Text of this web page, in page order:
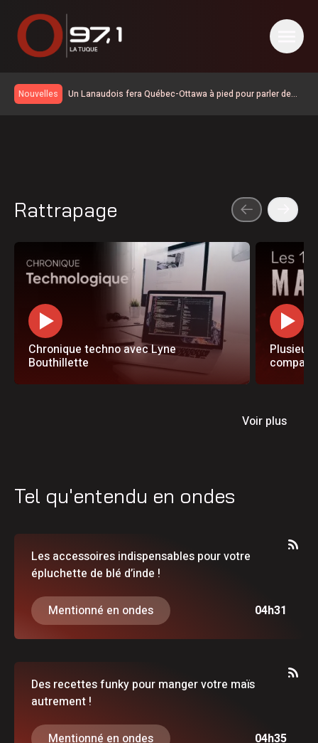
Nouvelles
Un Lanaudois fera Québec-Ottawa à pied pour parler de
Élections 2026: le Parti québécois conserve son avance
La SQ recommande d’éviter les sorties sur l’eau
La situation revient tranquillement à la normale en Haute-
Mauricie
Rattrapage
Chronique techno avec Lyne
Bouthillette
Plusieurs
leurs
Voir plus
Tel qu'entendu en ondes
Les accessoires indispensables pour votre
épluchette de blé d’inde !
Mentionné en ondes 04h31
Des recettes funky pour manger votre maïs
autrement !
Mentionné en ondes 04h35